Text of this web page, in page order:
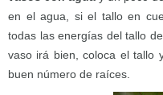
en el agua, si el tallo en
todas las energías del tallo
vaso irá bien, coloca el tallo
buen número de raíces.